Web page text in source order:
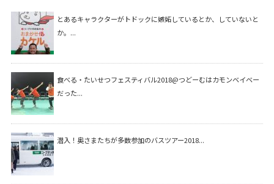
とあるキャラクターがトドックに嫉妬しているとか、していないと
か。...
食べる・たいせつフェスティバル2018@つどーむはカモンベイベー
だった...
潜入！奥さまたちが多数参加のバスツアー2018...